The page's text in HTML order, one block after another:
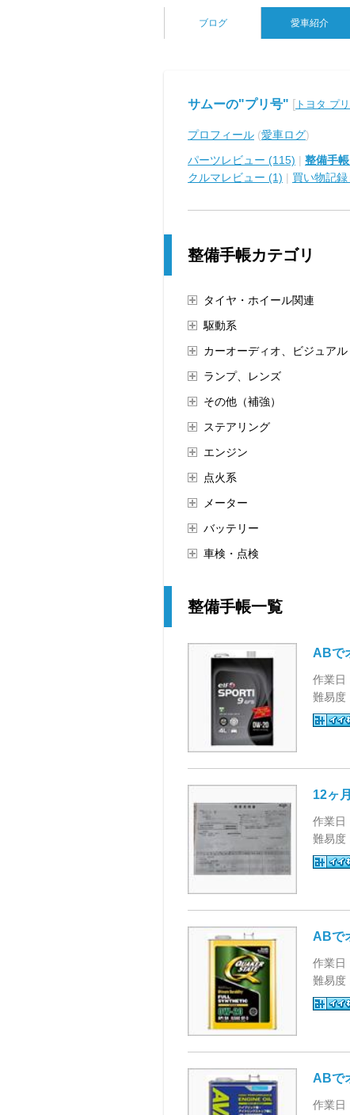
ブログ 愛車紹介
サムーの"プリ号" [ トヨタ プ
プロフィール (愛車ログ)
パーツレビュー (115) | 整備手
クルマレビュー (1) | 買い物記録
整備手帳カテゴリ
タイヤ・ホイール関連
駆動系
カーオーディオ、ビジュアル
ランプ、レンズ
その他（補強）
ステアリング
エンジン
点火系
メーター
バッテリー
車検・点検
整備手帳一覧
ABで
作業日
難易度
12ヶ
作業日
難易度
ABで
作業日
難易度
ABで
作業日